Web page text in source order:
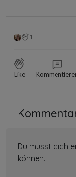
1
Like
Du musst dich
können.